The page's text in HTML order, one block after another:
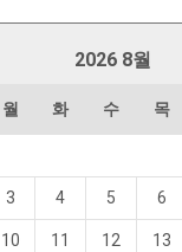
2026 8월
월 화 수 목
3 4 5 6
10 11 12 13